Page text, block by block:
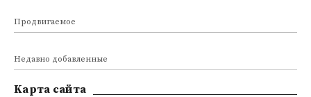
Продвигаемое
Недавно добавленные
Kарта сайта